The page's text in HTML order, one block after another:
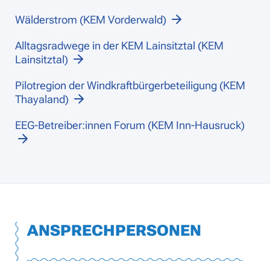
Wälderstrom (KEM Vorderwald)
Alltagsradwege in der KEM Lainsitztal (KEM
Lainsitztal)
Pilotregion der Windkraftbürgerbeteiligung (KEM
Thayaland)
EEG-Betreiber:innen Forum (KEM Inn-Hausruck)
ANSPRECHPERSONEN